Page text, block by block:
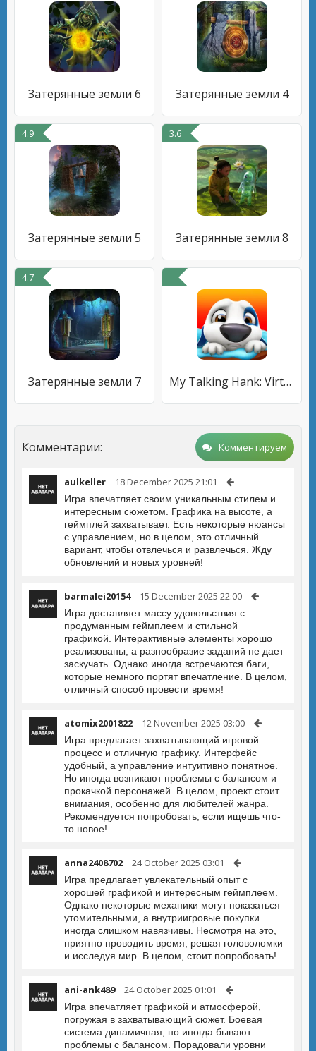
Затерянные земли 6 Затерянные земли 4
4.9
Затерянные земли 5
3.6
Затерянные земли 8
4.7
Затерянные земли 7 My Talking Hank: Virtual Pet
Комментарии: Комментируем
aulkeller 18 December 2025 21:01
Игра впечатляет своим уникальным стилем и
интересным сюжетом. Графика на высоте, а
геймплей захватывает. Есть некоторые нюансы
с управлением, но в целом, это отличный
вариант, чтобы отвлечься и развлечься. Жду
обновлений и новых уровней!
barmalei20154 15 December 2025 22:00
Игра доставляет массу удовольствия с
продуманным геймплеем и стильной
графикой. Интерактивные элементы хорошо
реализованы, а разнообразие заданий не дает
заскучать. Однако иногда встречаются баги,
которые немного портят впечатление. В целом,
отличный способ провести время!
atomix2001822 12 November 2025 03:00
Игра предлагает захватывающий игровой
процесс и отличную графику. Интерфейс
удобный, а управление интуитивно понятное.
Но иногда возникают проблемы с балансом и
прокачкой персонажей. В целом, проект стоит
внимания, особенно для любителей жанра.
Рекомендуется попробовать, если ищешь что-
то новое!
anna2408702 24 October 2025 03:01
Игра предлагает увлекательный опыт с
хорошей графикой и интересным геймплеем.
Однако некоторые механики могут показаться
утомительными, а внутриигровые покупки
иногда слишком навязчивы. Несмотря на это,
приятно проводить время, решая головоломки
и исследуя мир. В целом, стоит попробовать!
ani-ank489 24 October 2025 01:01
Игра впечатляет графикой и атмосферой,
погружая в захватывающий сюжет. Боевая
система динамичная, но иногда бывают
проблемы с балансом. Порадовали уровни